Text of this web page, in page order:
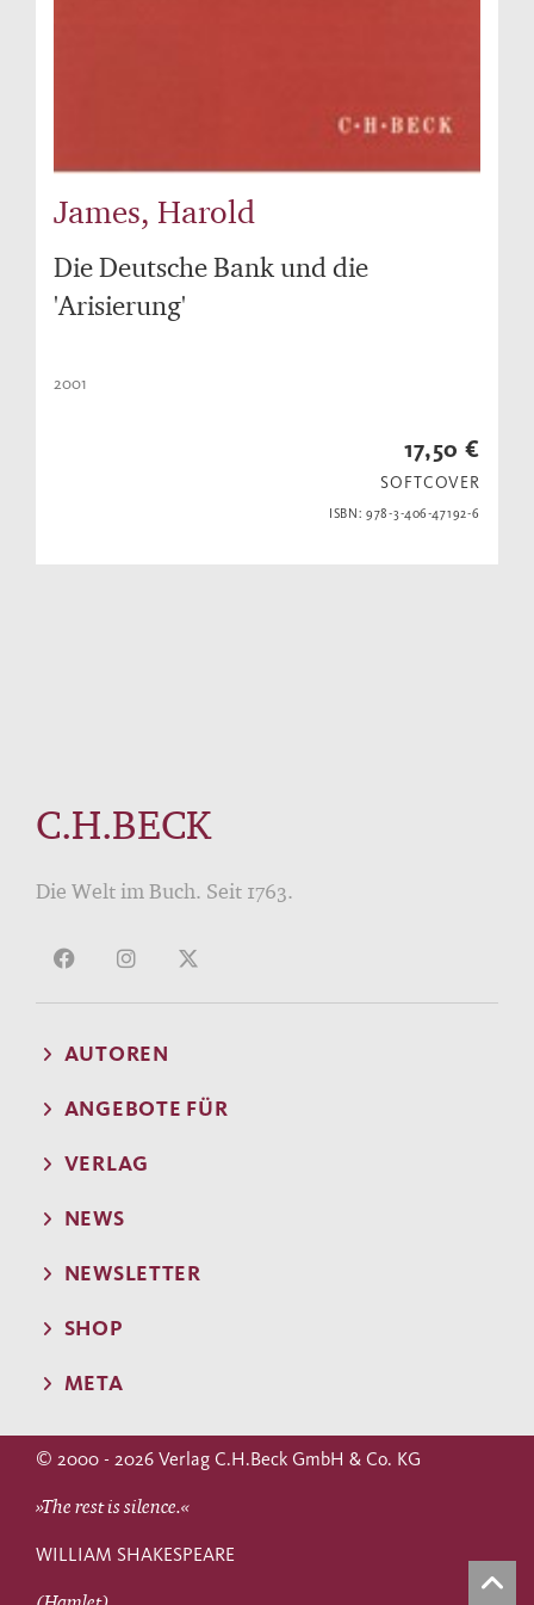
James, Harold
Die Deutsche Bank und die
'Arisierung'
2001
17,50 €
SOFTCOVER
ISBN: 978-3-406-47192-6
C.H.BECK
Die Welt im Buch. Seit 1763.
AUTOREN
ANGEBOTE FÜR
VERLAG
NEWS
NEWSLETTER
SHOP
META
© 2000 - 2026 Verlag C.H.Beck GmbH & Co. KG
»The rest is silence.«
WILLIAM SHAKESPEARE